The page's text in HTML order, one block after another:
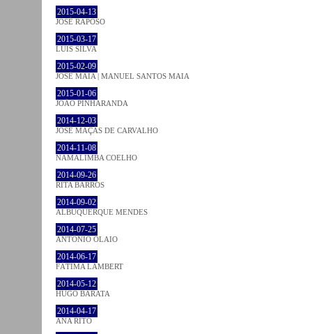
2015-04-13
JOSÉ RAPOSO
2015-03-17
LUÍS SILVA
2015-02-09
JOSÉ MAIA | MANUEL SANTOS MAIA
2015-01-06
JOÃO PINHARANDA
2014-12-03
JOSÉ MAÇÃS DE CARVALHO
2014-11-08
NAMALIMBA COELHO
2014-09-26
RITA BARROS
2014-09-02
ALBUQUERQUE MENDES
2014-07-25
ANTÓNIO OLAIO
2014-06-17
FÁTIMA LAMBERT
2014-05-12
HUGO BARATA
2014-04-17
ANA RITO